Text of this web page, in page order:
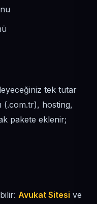
tek tutar
(.com.tr), hosting,
pakete eklenir;
Avukat Sitesi ve